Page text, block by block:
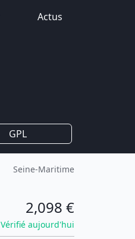
Actus
GPL
Seine-Maritime
2,098 €
Vérifié aujourd'hui